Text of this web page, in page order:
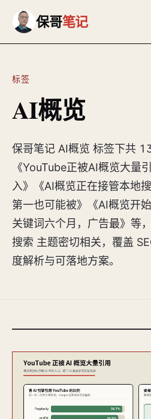
保哥笔记
标签
AI概览
保哥笔记 AI概览 标签下共
《YouTube正被AI概览大量
入》《AI概览正在接管本地
第一也可能被》《AI概览开
关键词六个月，广告最》等
搜索 主题密切相关，覆盖
度解析与可落地方案。